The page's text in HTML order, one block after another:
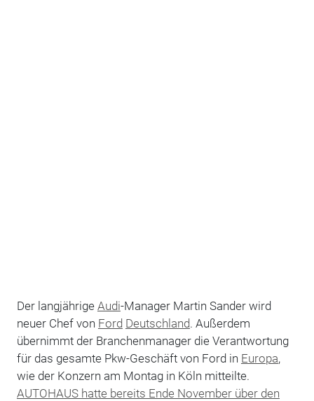
Der langjährige Audi-Manager Martin Sander wird
neuer Chef von Ford Deutschland. Außerdem
übernimmt der Branchenmanager die Verantwortung
für das gesamte Pkw-Geschäft von Ford in Europa,
wie der Konzern am Montag in Köln mitteilte.
AUTOHAUS hatte bereits Ende November über den